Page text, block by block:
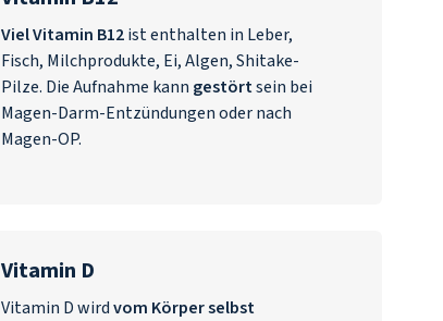
Viel Vitamin B12ist enthalten in Leber,
Fisch, Milchprodukte, Ei, Algen, Shitake-
Pilze. Die Aufnahme kann gestörtsein bei
Magen-Darm-Entzündungen oder nach
Magen-OP.
Vitamin D
Vitamin D wirdvom Körper selbst